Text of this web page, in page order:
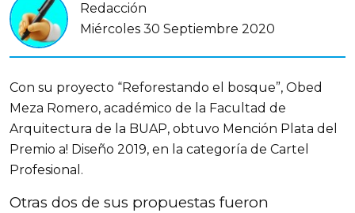
Redacción
Miércoles 30 Septiembre 2020
Con su proyecto “Reforestando el bosque”, Obed
Meza Romero, académico de la Facultad de
Arquitectura de la BUAP, obtuvo Mención Plata del
Premio a! Diseño 2019, en la categoría de Cartel
Profesional.
Otras dos de sus propuestas fueron